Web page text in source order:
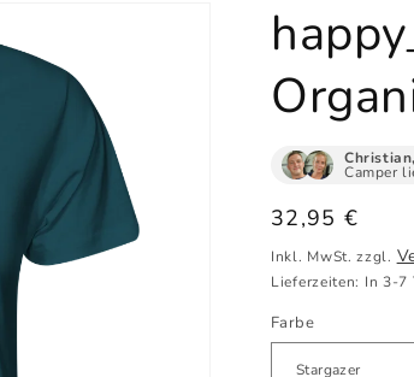
Camper
Normaler
Preis
32,95 €
Inkl. MwSt. zzgl.
Lieferzeiten: In 3-7
Farbe